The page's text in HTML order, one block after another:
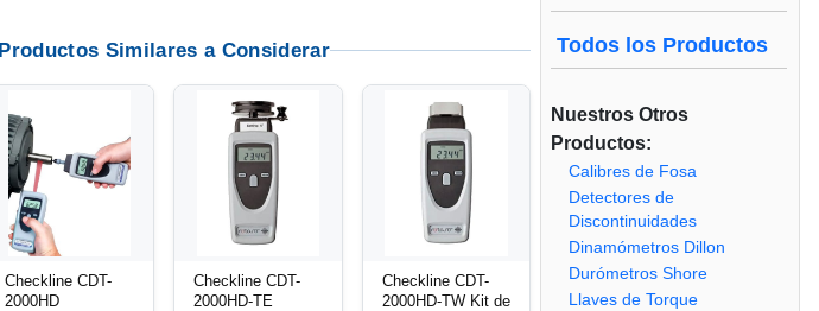
Productos Similares a Considerar
Checkline CDT-
2000HD
Checkline CDT-
2000HD-TE
Checkline CDT-
2000HD-TW Kit de
Todos los Productos
Nuestros Otros
Productos:
Calibres de Fosa
Detectores de
Discontinuidades
Dinamómetros Dillon
Durómetros Shore
Llaves de Torque